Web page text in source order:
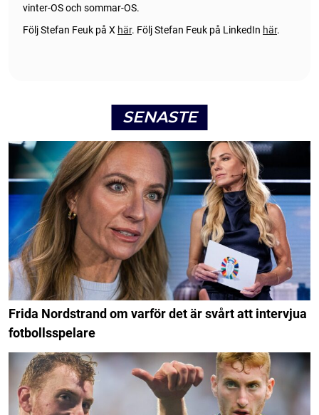
vinter-OS och sommar-OS.
Följ Stefan Feuk på X här. Följ Stefan Feuk på LinkedIn här.
SENASTE
Frida Nordstrand om varför det är svårt att intervjua
fotbollsspelare